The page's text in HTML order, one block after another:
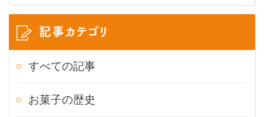
記事カテゴリ
すべての記事
お菓子の歴史